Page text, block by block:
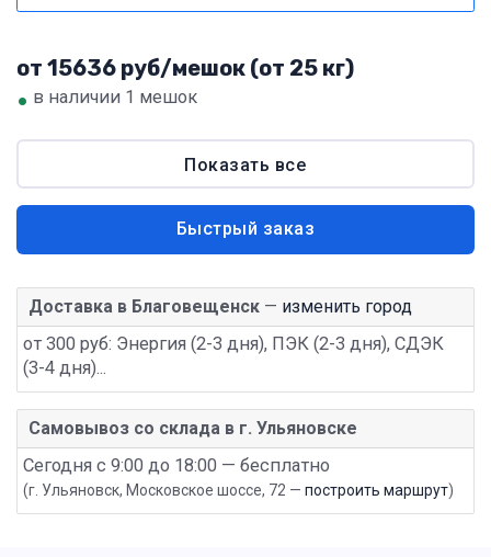
от 15636 руб/мешок (от 25 кг)
• в наличии 1 мешок
Показать все
Быстрый заказ
Доставка в Благовещенск — изменить город
от 300 руб: Энергия (2-3 дня), ПЭК (2-3 дня), СДЭК
(3-4 дня)...
Самовывоз со склада в г. Ульяновске
Сегодня с 9:00 до 18:00 — бесплатно
(г. Ульяновск, Московское шоссе, 72 — построить маршрут)